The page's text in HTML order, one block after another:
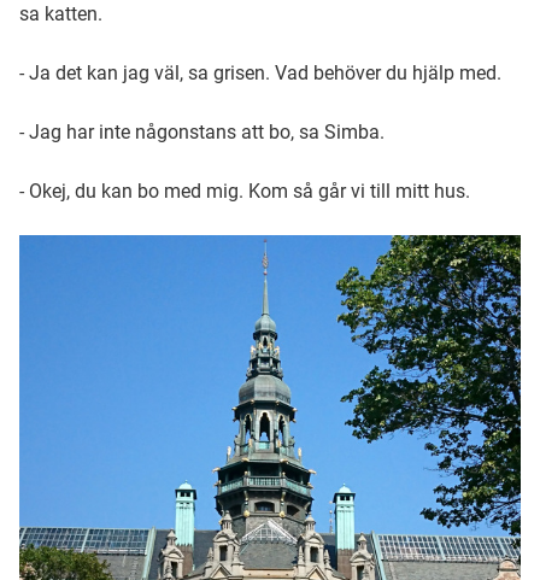
sa katten.
- Ja det kan jag väl, sa grisen. Vad behöver du hjälp med.
- Jag har inte någonstans att bo, sa Simba.
- Okej, du kan bo med mig. Kom så går vi till mitt hus.